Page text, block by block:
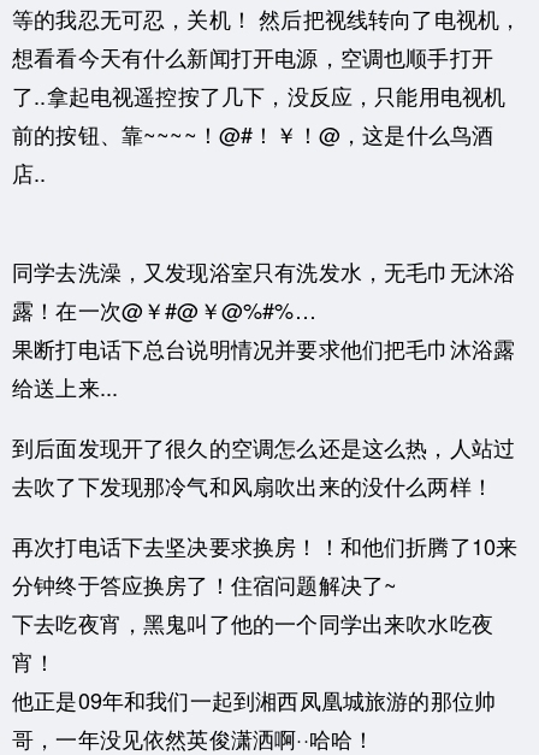
等的我忍无可忍，关机！ 然后把视线转向了电视机，
想看看今天有什么新闻打开电源，空调也顺手打开
了..拿起电视遥控按了几下，没反应，只能用电视机
前的按钮、靠~~~~！@#！￥！@，这是什么鸟酒
店..
同学去洗澡，又发现浴室只有洗发水，无毛巾无沐浴
露！在一次@￥#@￥@%#%…
果断打电话下总台说明情况并要求他们把毛巾沐浴露
给送上来...
到后面发现开了很久的空调怎么还是这么热，人站过
去吹了下发现那冷气和风扇吹出来的没什么两样！
再次打电话下去坚决要求换房！！和他们折腾了10来
分钟终于答应换房了！住宿问题解决了~
下去吃夜宵，黑鬼叫了他的一个同学出来吹水吃夜
宵！
他正是09年和我们一起到湘西凤凰城旅游的那位帅
哥，一年没见依然英俊潇洒啊··哈哈！